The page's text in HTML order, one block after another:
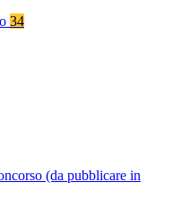
34
(da pubblicare in